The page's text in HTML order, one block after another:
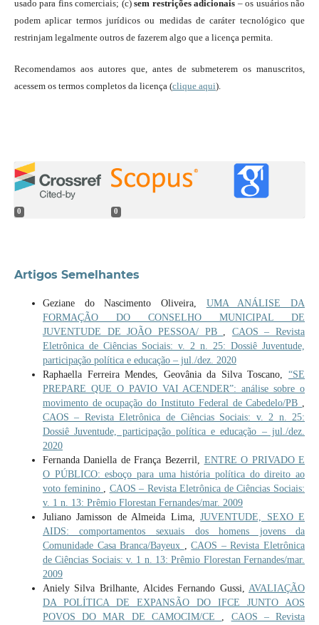
usado para fins comerciais; (c)sem restrições adicionais – os usuários não
podem aplicar termos jurídicos ou medidas de caráter tecnológico que
restrinjam legalmente outros de fazerem algo que a licença permita.
Recomendamos aos autores que, antes de submeterem os manuscritos,
acessem os termos completos da licença (clique aqui).
0 0
Artigos Semelhantes
Geziane do Nascimento Oliveira, UMA ANÁLISE DA
FORMAÇÃO DO CONSELHO MUNICIPAL DE
JUVENTUDE DE JOÃO PESSOA/ PB , CAOS – Revista
Eletrônica de Ciências Sociais: v. 2 n. 25: Dossiê Juventude,
participação política e educação – jul./dez. 2020
Raphaella Ferreira Mendes, Geovânia da Silva Toscano,“SE
PREPARE QUE O PAVIO VAI ACENDER”: análise sobre o
movimento de ocupação do Instituto Federal de Cabedelo/PB ,
CAOS – Revista Eletrônica de Ciências Sociais: v. 2 n. 25:
Dossiê Juventude, participação política e educação – jul./dez.
2020
Fernanda Daniella de França Bezerril, ENTRE O PRIVADO E
O PÚBLICO: esboço para uma história política do direito ao
voto feminino , CAOS – Revista Eletrônica de Ciências Sociais:
v. 1 n. 13: Prêmio Florestan Fernandes/mar. 2009
Juliano Jamisson de Almeida Lima,JUVENTUDE, SEXO E
AIDS: comportamentos sexuais dos homens jovens da
Comunidade Casa Branca/Bayeux ,CAOS – Revista Eletrônica
de Ciências Sociais: v. 1 n. 13: Prêmio Florestan Fernandes/mar.
2009
Aniely Silva Brilhante, Alcides Fernando Gussi,AVALIAÇÃO
DA POLÍTICA DE EXPANSÃO DO IFCE JUNTO AOS
POVOS DO MAR DE CAMOCIM/CE , CAOS – Revista